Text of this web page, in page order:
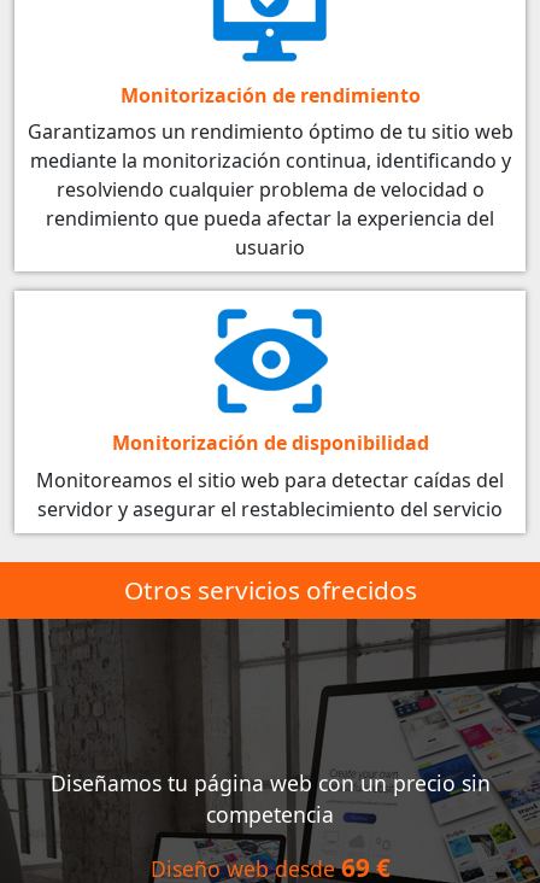
Monitorización de rendimiento
Garantizamos un rendimiento óptimo de tu sitio web
mediante la monitorización continua, identificando y
resolviendo cualquier problema de velocidad o
rendimiento que pueda afectar la experiencia del
usuario
Monitorización de disponibilidad
Monitoreamos el sitio web para detectar caídas del
servidor y asegurar el restablecimiento del servicio
Otros servicios ofrecidos
Diseñamos tu página web con un precio sin
competencia
Diseño web desde69 €